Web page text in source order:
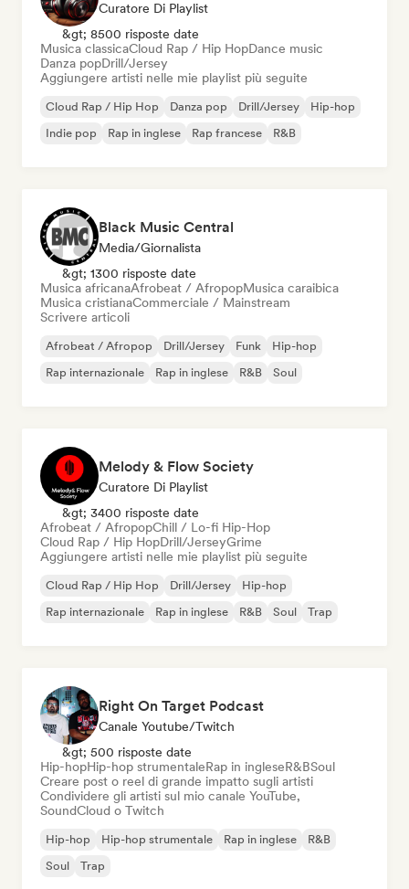
Curatore Di Playlist
&gt; 8500 risposte date
Musica classicaCloud Rap / Hip HopDance music
Danza popDrill/Jersey
Aggiungere artisti nelle mie playlist più seguite
Cloud Rap / Hip Hop Danza pop Drill/Jersey
Hip-hop
Indie pop
Rap in inglese Rap francese R&B
Black Music Central
Media/Giornalista
&gt; 1300 risposte date
Musica africanaAfrobeat / AfropopMusica caraibica
Musica cristianaCommerciale / Mainstream
Scrivere articoli
Afrobeat / Afropop Drill/Jersey Funk
Hip-hop
Rap internazionale
Rap in inglese R&B Soul
Melody & Flow Society
Curatore Di Playlist
&gt; 3400 risposte date
Afrobeat / AfropopChill / Lo-fi Hip-Hop
Cloud Rap / Hip HopDrill/JerseyGrime
Aggiungere artisti nelle mie playlist più seguite
Cloud Rap / Hip Hop Drill/Jersey
Hip-hop
Rap internazionale
Rap in inglese R&B Soul Trap
Right On Target Podcast
Canale Youtube/Twitch
&gt; 500 risposte date
Hip-hopHip-hop strumentaleRap in ingleseR&BSoul
Creare post o reel di grande impatto sugli artisti
Condividere gli artisti sul mio canale YouTube,
SoundCloud o Twitch
Hip-hop Hip-hop strumentale Rap in inglese
R&B
Soul
Trap